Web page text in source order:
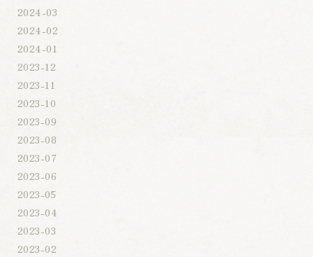
2024-03
2024-02
2024-01
2023-12
2023-11
2023-10
2023-09
2023-08
2023-07
2023-06
2023-05
2023-04
2023-03
2023-02